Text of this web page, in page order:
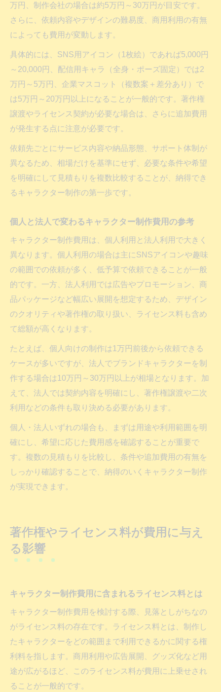
万円、制作会社の場合は約5万円～30万円が目安です。
さらに、依頼内容やデザインの難易度、商用利用の有無
によっても費用が変動します。
具体的には、SNS用アイコン（1枚絵）であれば5,000円
～20,000円、配信用キャラ（全身・ポーズ固定）では2
万円～5万円、企業マスコット（複数案＋差分あり）で
は5万円～20万円以上になることが一般的です。著作権
譲渡やライセンス契約が必要な場合は、さらに追加費用
が発生する点に注意が必要です。
依頼先ごとにサービス内容や納品形態、サポート体制が
異なるため、相場だけを基準にせず、必要な条件や希望
を明確にして見積もりを複数比較することが、納得でき
るキャラクター制作の第一歩です。
個人と法人で変わるキャラクター制作費用の参考
キャラクター制作費用は、個人利用と法人利用で大きく
異なります。個人利用の場合は主にSNSアイコンや趣味
の範囲での依頼が多く、低予算で依頼できることが一般
的です。一方、法人利用では広告やプロモーション、商
品パッケージなど幅広い展開を想定するため、デザイン
のクオリティや著作権の取り扱い、ライセンス料も含め
て総額が高くなります。
たとえば、個人向けの制作は1万円前後から依頼できる
ケースが多いですが、法人でブランドキャラクターを制
作する場合は10万円～30万円以上が相場となります。加
えて、法人では契約内容を明確にし、著作権譲渡や二次
利用などの条件も取り決める必要があります。
個人・法人いずれの場合も、まずは用途や利用範囲を明
確にし、希望に応じた費用感を確認することが重要で
す。複数の見積もりを比較し、条件や追加費用の有無を
しっかり確認することで、納得のいくキャラクター制作
が実現できます。
著作権やライセンス料が費用に与え
る影響
キャラクター制作費用に含まれるライセンス料とは
キャラクター制作費用を検討する際、見落としがちなの
がライセンス料の存在です。ライセンス料とは、制作し
たキャラクターをどの範囲まで利用できるかに関する権
利料を指します。商用利用や広告展開、グッズ化など用
途が広がるほど、このライセンス料が費用に上乗せされ
ることが一般的です。